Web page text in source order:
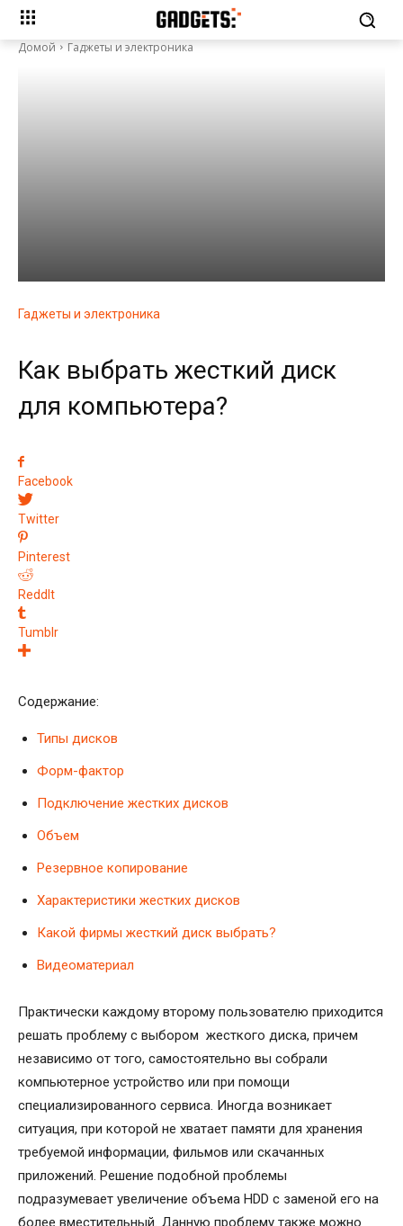
Домой Гаджеты и электроника
Гаджеты и электроника
Как выбрать жесткий диск
для компьютера?
Facebook
Twitter
Pinterest
ReddIt
Tumblr
Содержание:
Типы дисков
Форм-фактор
Подключение жестких дисков
Объем
Резервное копирование
Характеристики жестких дисков
Какой фирмы жесткий диск выбрать?
Видеоматериал
Практически каждому второму пользователю приходится
решать проблему с выбором жесткого диска, причем
независимо от того, самостоятельно вы собрали
компьютерное устройство или при помощи
специализированного сервиса. Иногда возникает
ситуация, при которой не хватает памяти для хранения
требуемой информации, фильмов или скачанных
приложений. Решение подобной проблемы
подразумевает увеличение объема HDD с заменой его на
более вместительный. Данную проблему также можно